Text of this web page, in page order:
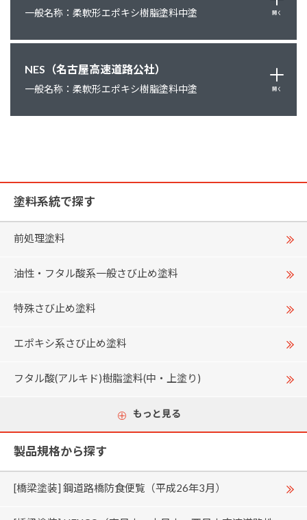
一般名称：柔軟形エポキシ樹脂塗料中塗 開く
NES（名古屋高速道路公社）
一般名称：柔軟形エポキシ樹脂塗料中塗 開く
塗料系統で探す
前処理塗料
油性・フタル酸系一般さび止め塗料
特殊さび止め塗料
エポキシ系さび止め塗料
フタル酸(アルキド)樹脂塗料(中・上塗り)
もっと見る
製品規格から探す
[橋梁塗装] 鋼道路橋防食便覧（平成26年3月）